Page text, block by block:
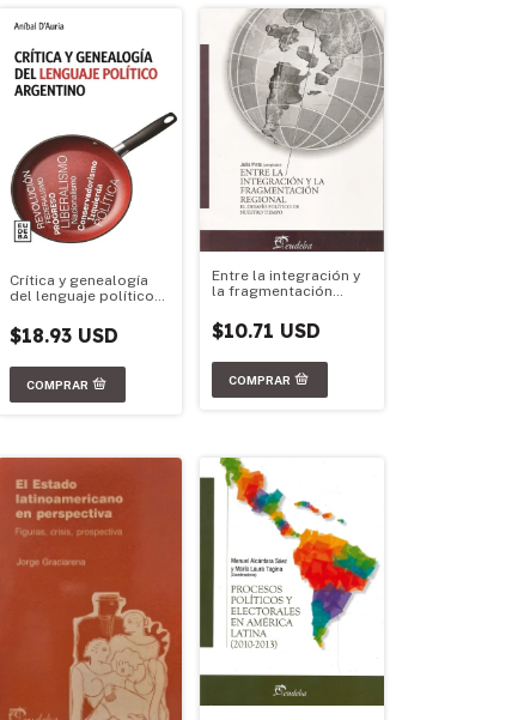
Crítica y genealogía
del lenguaje político
$18.93 USD
Entre la integración y
la fragmentación
$10.71 USD